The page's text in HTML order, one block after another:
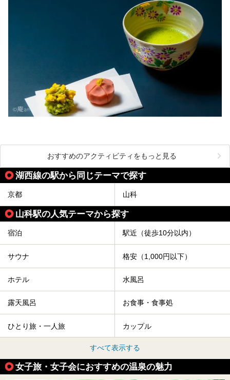
おすすめのアクティビティをもっと見る
湖西線の駅から同じテーマで探す
京都 山科
山科駅の人気テーマから探す
宿泊 駅近（徒歩10分以内）
サウナ 格安（1,000円以下）
ホテル 水風呂
露天風呂 お食事・食事処
ひとり旅・一人旅 カップル
すべて表示する
女子旅・女子会におすすめの温泉の魅力